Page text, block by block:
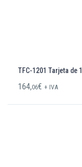
TFC-1201 Tarjeta de
164,06€ + IVA